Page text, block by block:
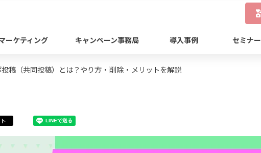
ーケティング キャンペーン事務局 導入事例 セミナー
稿（共同投稿）とは？やり方・削除・メリットを解説
LINEで送る